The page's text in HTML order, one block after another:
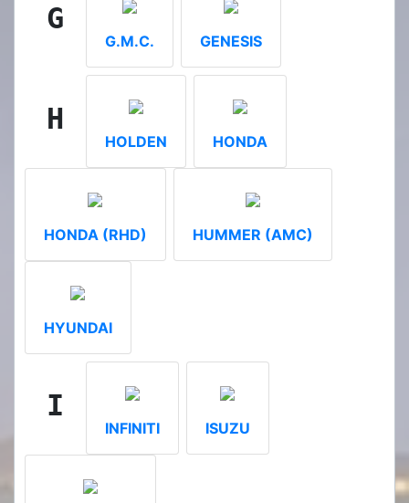
G
G.M.C. GENESIS
H
HOLDEN HONDA
HONDA (RHD) HUMMER (AMC)
HYUNDAI
I
INFINITI ISUZU